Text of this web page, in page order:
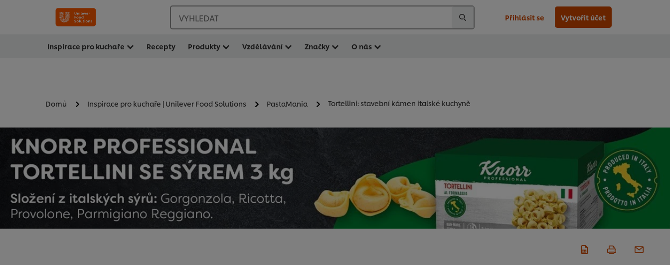
VYHLEDAT Přihlásit se Vytvořit účet
Inspirace pro kuchaře Recepty Produkty Vzdělávání Značky O nás
Domů Inspirace pro kuchaře | Unilever Food Solutions PastaMania Tortellini: stavební kámen italské kuchyně